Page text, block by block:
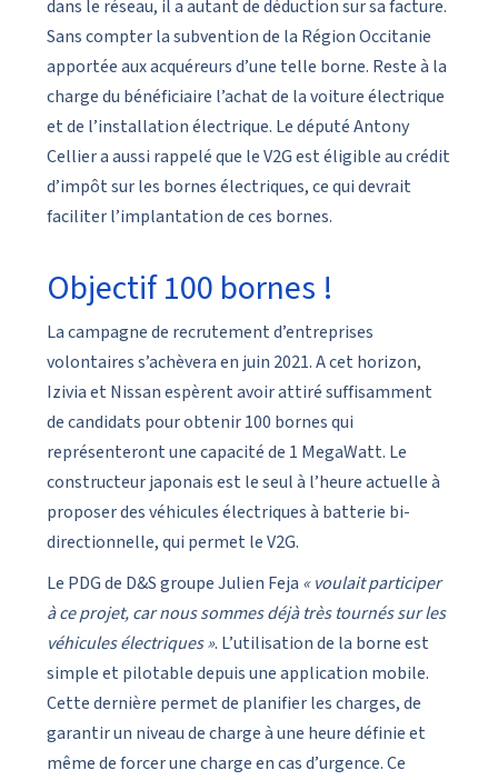
dans le réseau, il a autant de déduction sur sa facture.
Sans compter la subvention de la Région Occitanie
apportée aux acquéreurs d’une telle borne. Reste à la
charge du bénéficiaire l’achat de la voiture électrique
et de l’installation électrique. Le député Antony
Cellier a aussi rappelé que le V2G est éligible au crédit
d’impôt sur les bornes électriques, ce qui devrait
faciliter l’implantation de ces bornes.
Objectif 100 bornes !
La campagne de recrutement d’entreprises
volontaires s’achèvera en juin 2021. A cet horizon,
Izivia et Nissan espèrent avoir attiré suffisamment
de candidats pour obtenir 100 bornes qui
représenteront une capacité de 1 MegaWatt. Le
constructeur japonais est le seul à l’heure actuelle à
proposer des véhicules électriques à batterie bi-
directionnelle, qui permet le V2G.
Le PDG de D&S groupe Julien Feja « voulait participer
à ce projet, car nous sommes déjà très tournés sur les
véhicules électriques ». L’utilisation de la borne est
simple et pilotable depuis une application mobile.
Cette dernière permet de planifier les charges, de
garantir un niveau de charge à une heure définie et
même de forcer une charge en cas d’urgence. Ce